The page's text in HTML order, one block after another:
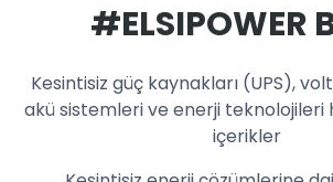
#ELSIPOWER
Kesintisiz güç kaynakları (UPS),
akü sistemleri ve enerji teknolojileri
içerikler